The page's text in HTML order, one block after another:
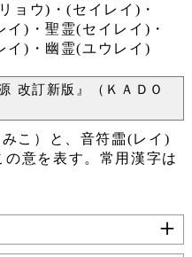
ョウ)・(セイレイ)・
)・聖霊(セイレイ)・
イ)・幽霊(ユウレイ)
改訂新版』（ＫＡＤＯ
こ）と、音符霝(レイ)
意を表す。常用漢字は